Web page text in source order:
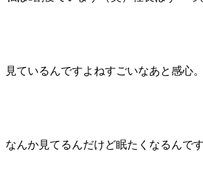
見ているんですよねすごいなあと感心。
なんか見てるんだけど眠たくなるんです